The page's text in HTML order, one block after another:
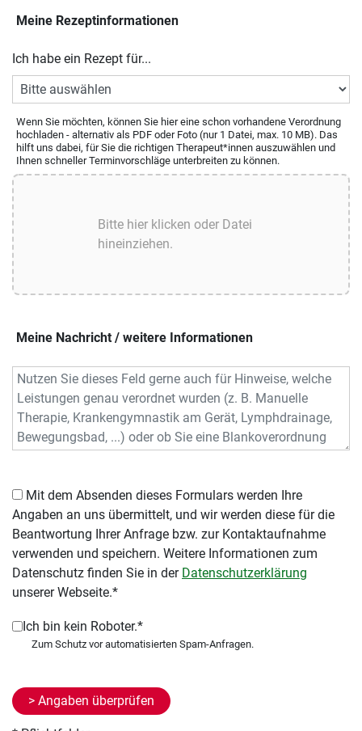
Meine Rezeptinformationen
Ich habe ein Rezept für...
Wenn Sie möchten, können Sie hier eine schon vorhandene Verordnung
hochladen - alternativ als PDF oder Foto (nur 1 Datei, max. 10 MB). Das
hilft uns dabei, für Sie die richtigen Therapeut*innen auszuwählen und
Ihnen schneller Terminvorschläge unterbreiten zu können.
Meine Nachricht / weitere Informationen
Angaben an uns übermittelt, und wir werden diese für die
Beantwortung Ihrer Anfrage bzw. zur Kontaktaufnahme
verwenden und speichern. Weitere Informationen zum
Datenschutz finden Sie in der Datenschutzerklärung
unserer Webseite.*
Ich bin kein Roboter.*